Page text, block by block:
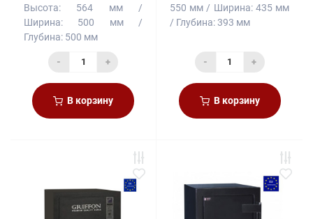
Высота:
564 мм
Ширина:
500 мм
Глубина: 500 мм
- +
В корзину
550 мм
Ширина: 435 мм
Глубина:393 мм
- +
В корзину